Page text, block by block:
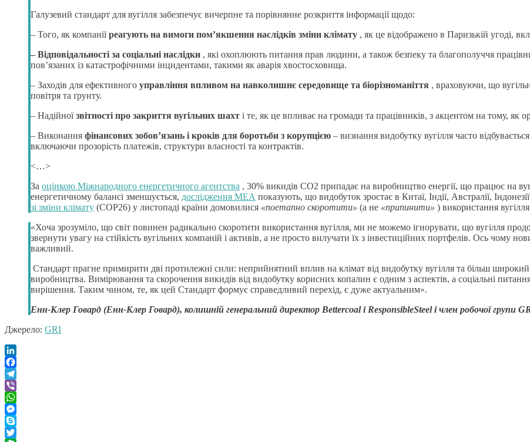
Галузевий стандарт для вугілля забезпечує вичерпне та порівнянне розкриття інформації щодо:
– Того, як компаніїреагують на вимоги пом’якшення наслідків зміни клімату , як це відображено в Паризькій угоді,
– Відповідальності за соціальні наслідки , які охоплюють питання прав людини, а також безпеку та благополуччя
пов’язаних із катастрофічними інцидентами, такими як аварія хвостосховища.
– Заходів для ефективного управління впливом на навколишнє середовище та біорізноманіття , враховуючи, що
повітря та ґрунту.
– Надійноїзвітності про закриття вугільних шахт і те, як це впливає на громади та працівників, з акцентом на тому, як
– Виконання фінансових зобов’язань і кроків для боротьби з корупцією – визнання видобутку вугілля часто
включаючи прозорість платежів, структури власності та контрактів.
<…>
За оцінкою Міжнародного енергетичного агентства , 30% викидів CO2 припадає на виробництво енергії, що працює на
енергетичному балансі зменшується, дослідження МЕА показують, що видобуток зростає в Китаї, Індії, Австралії,
зі зміни клімату (COP26) у листопаді країни домовилися «поетапно скоротити» (а не «припинити» ) використання
«Хоча зрозуміло, що світ повинен радикально скоротити використання вугілля, ми не можемо ігнорувати, що вугілля
звернути увагу на стійкість вугільних компаній і активів, а не просто вилучати їх з інвестиційних портфелів. Ось чому
важливий.
Стандарт прагне примирити дві протилежні сили: неприйнятний вплив на клімат від видобутку вугілля та більш
виробництва. Вимірювання та скорочення викидів від видобутку корисних копалин є одним з аспектів, а соціальні
вирішення. Таким чином, те, як цей Стандарт формує справедливий перехід, є дуже актуальним».
Енн-Клер Говард (Енн-Клер Говард), колишній генеральний директор Bettercoal і ResponsibleSteel і член робочої групи
Джерело: GRI
LinkedIn
Facebook
Telegram
Viber
WhatsApp
Messenger
Skype